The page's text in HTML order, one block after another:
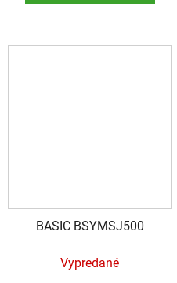
BASIC BSYMSJ500
Vypredané